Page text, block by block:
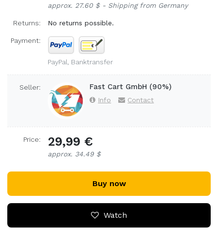
approx. 27.60 $ - Shipping from Germany
Returns: No returns possible.
Payment:
PayPal, Banktransfer
Seller: Fast Cart GmbH (90%)
Info Contact
Price: 29,99 €
approx. 34.49 $
Buy now
Watch